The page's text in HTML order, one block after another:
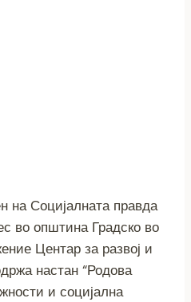
на Социјалната правда
во општина Градско во
Центар за развој и
настан “Родова
и социјална